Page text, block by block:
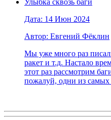
Дата: 14 Июн 2024
Автор: Евгений Фёклин
Мы уже много раз
ракет и т.д. Настало
этот раз рассмотрим
пожалуй, одни из